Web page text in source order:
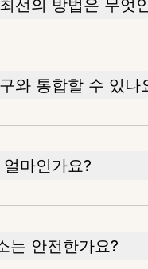
선의 방법은 무엇
와 통합할 수 있나
마인가요?
는 안전한가요?